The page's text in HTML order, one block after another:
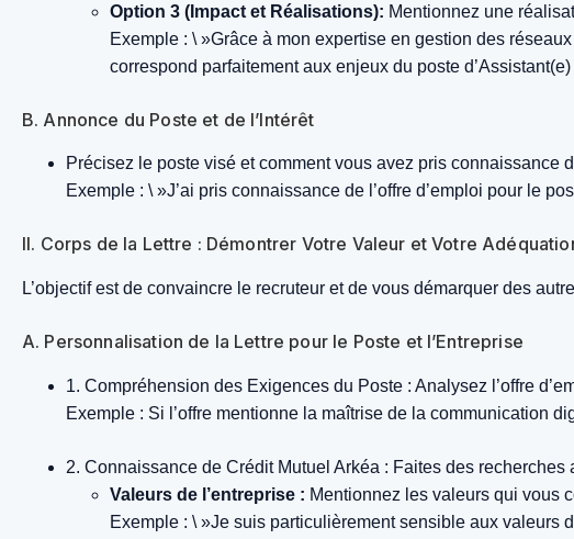
Option 3 (Impact et Réalisations): Mentionnez une
Exemple : \ »Grâce à mon expertise en gestion des
correspond parfaitement aux enjeux du poste
B. Annonce du Poste et de l’Intérêt
Précisez le poste visé et comment vous avez pris connaissance
Exemple : \ »J’ai pris connaissance de l’offre d’emploi pour le
II. Corps de la Lettre : Démontrer Votre Valeur et Votre
L’objectif est de convaincre le recruteur et de vous démarquer des
A. Personnalisation de la Lettre pour le Poste et l’Entreprise
1. Compréhension des Exigences du Poste : Analysez l’offre
Exemple : Si l’offre mentionne la maîtrise de la communication
2. Connaissance de Crédit Mutuel Arkéa : Faites des recherches
Valeurs de l’entreprise : Mentionnez les valeurs qui vous
Exemple : \ »Je suis particulièrement sensible aux valeurs